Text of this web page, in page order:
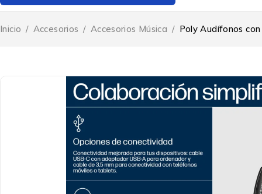
Inicio / Accesorios / Accesorios Música / Poly Audífonos